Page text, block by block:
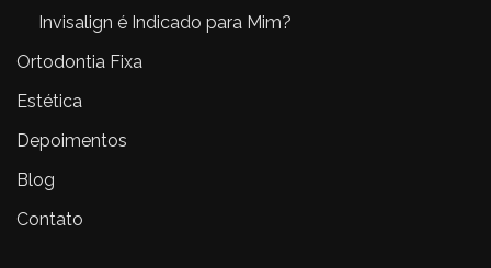
Invisalign é Indicado para Mim?
Ortodontia Fixa
Estética
Depoimentos
Blog
Contato